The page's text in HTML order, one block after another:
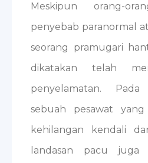
Meskipun orang-
penyebab paranormal
seorang pramugari
dikatakan telah
penyelamatan.
sebuah pesawat
kehilangan kendali
landasan pacu juga